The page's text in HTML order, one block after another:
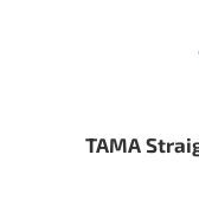
TAMA